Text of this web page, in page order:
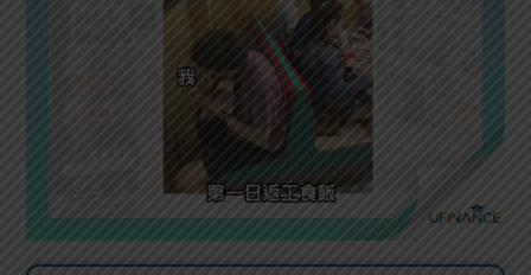
學生
故事
分享
大學
生學
工推
介
搵工
Gui
de
福利
uFina
nce
校園
贊助
聯絡
我們